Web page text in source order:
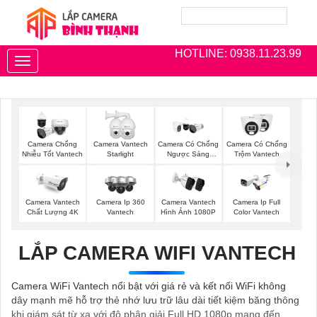
HOTLINE: 0938.11.23.99
Toggle
navigation
Camera Chống
Nhiễu Tốt Vantech
Camera Vantech
Starlight
Camera Có Chống
Ngược Sáng
Camera Có Chống
Trộm Vantech
Camera Vantech
Chất Lượng 4K
Camera Ip 360
Vantech
Camera Vantech
Hình Ảnh 1080P
Camera Ip Full
Color Vantech
LẮP CAMERA WIFI VANTECH
Camera WiFi Vantech nổi bật với giá rẻ và kết nối WiFi không
dây mạnh mẽ hỗ trợ thẻ nhớ lưu trữ lâu dài tiết kiệm băng thông
khi giám sát từ xa với độ phân giải Full HD 1080p mang đến